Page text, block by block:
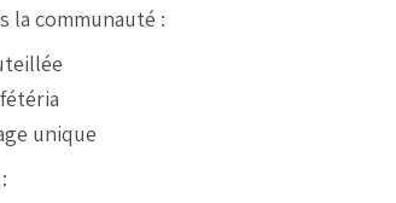
la communauté :
unique